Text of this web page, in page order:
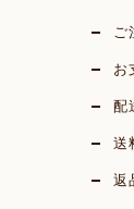
ご
お
配
送
返